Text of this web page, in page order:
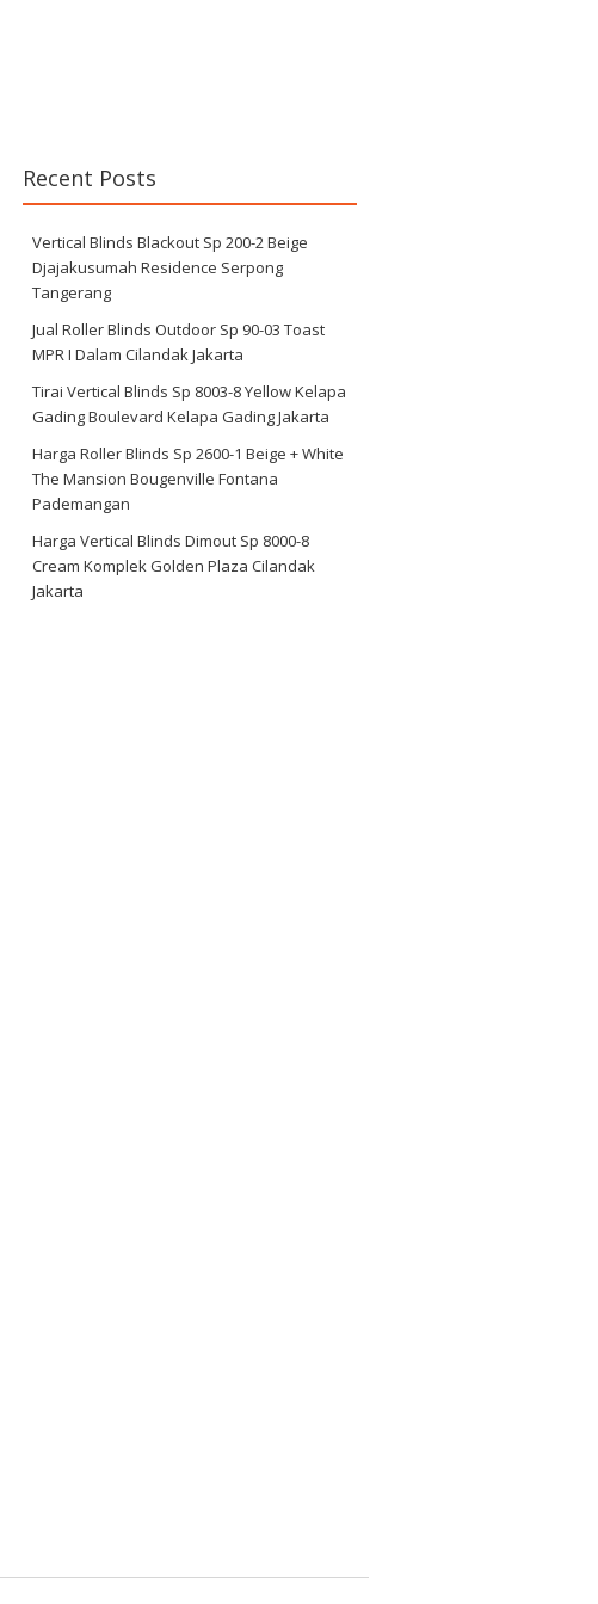
Recent Posts
Vertical Blinds Blackout Sp 200-2 Beige
Djajakusumah Residence Serpong
Tangerang
Jual Roller Blinds Outdoor Sp 90-03 Toast
MPR I Dalam Cilandak Jakarta
Tirai Vertical Blinds Sp 8003-8 Yellow Kelapa
Gading Boulevard Kelapa Gading Jakarta
Harga Roller Blinds Sp 2600-1 Beige + White
The Mansion Bougenville Fontana
Pademangan
Harga Vertical Blinds Dimout Sp 8000-8
Cream Komplek Golden Plaza Cilandak
Jakarta